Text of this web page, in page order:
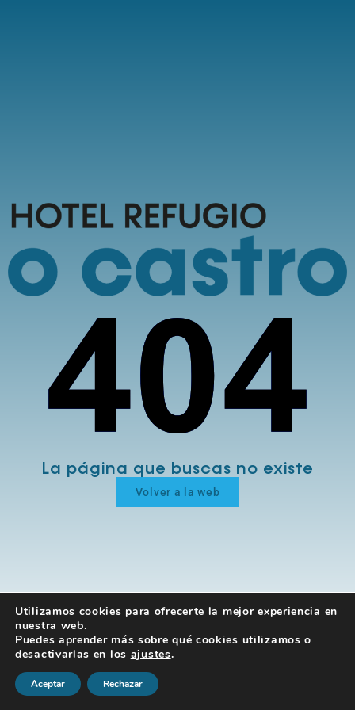
La página que buscas no existe
Volver a la web
Utilizamos cookies para ofrecerte la mejor experiencia en
nuestra web.
Puedes aprender más sobre qué cookies utilizamos o
desactivarlas en los ajustes.
Aceptar Rechazar